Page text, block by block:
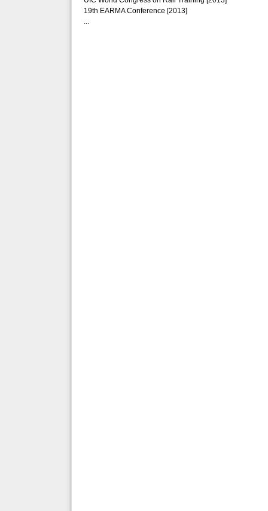
19th EARMA Conference [2013]
...